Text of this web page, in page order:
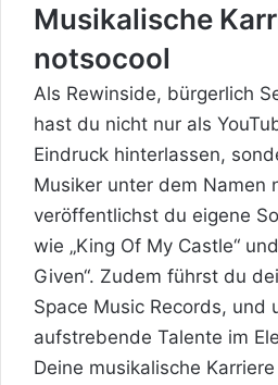
Musikalische
notsocool
Als Rewinside, bürgerlich
hast du nicht nur als
Eindruck hinterlassen,
Musiker unter dem Namen
veröffentlichst du eigene
wie „King Of My Castle“
Given“. Zudem führst du
Space Music Records, und
aufstrebende Talente im
Deine musikalische